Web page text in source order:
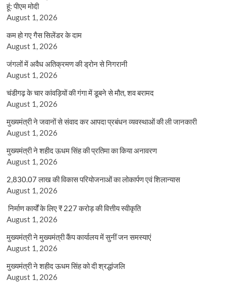
हूं: पीएम मोदी
August 1, 2026
कम हो गए गैस सिलेंडर के दाम
August 1, 2026
जंगलों में अवैध अतिक्रमण की ड्रोन से निगरानी
August 1, 2026
चंडीगढ़ के चार कांवड़ियों की गंगा में डूबने से मौत, शव बरामद
August 1, 2026
मुख्यमंत्री ने जवानों से संवाद कर आपदा प्रबंधन व्यवस्थाओं की ली जानकारी
August 1, 2026
मुख्यमंत्री ने शहीद ऊधम सिंह की प्रतिमा का किया अनावरण
August 1, 2026
2,830.07 लाख की विकास परियोजनाओं का लोकार्पण एवं शिलान्यास
August 1, 2026
निर्माण कार्यों के लिए ₹ 227 करोड़ की वित्तीय स्वीकृति
August 1, 2026
मुख्यमंत्री ने मुख्यमंत्री कैंप कार्यालय में सुनीं जन समस्याएं
August 1, 2026
मुख्यमंत्री ने शहीद ऊधम सिंह को दी श्रद्धांजलि
August 1, 2026